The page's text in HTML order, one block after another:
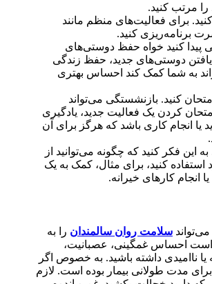
را مرتب کنید.
برای فعالیت‌های منظم مانند
برنامه‌ریزی کنید.
پیدا کنید خواه حفظ دوستی‌های
یافتن دوستی‌های جدید، حفظ زندگی
به شما کمک کند احساس بهتری
کنید. بازنشستگی می‌تواند
کردن یک فعالیت جدید، یادگیری
یا انجام کاری باشد که هرگز برای آن
این فکر کنید که چگونه می‌توانید از
کنید، برای مثال، کمک به یک
انجام کارهای خیرانه.
سلامت روان سالمندان را به
است احساس غمگینی، عصبانیت،
ناامیدی داشته باشید. به خصوص اگر
مدت طولانی بیمار بوده است. لازم